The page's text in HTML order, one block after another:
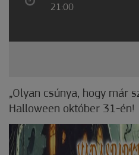
21:00
„Olyan csúnya, hogy már
Halloween október 31-én!